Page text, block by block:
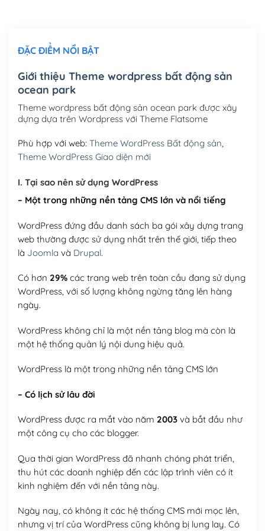
Mua thêm Host + Tên miền
Tên miền quốc tế .com .net .org (1 năm)
(+300,000₫)
Tên miền Việt Nam .vn (1 năm)
Hosting 2GB SSD (1 năm)(+450,000₫)
Hosting 3GB SSD (1 năm)(+550,000₫)
Hosting 5GB SSD (1 năm)(+650,000₫)
Hosting 8GB SSD (1 năm) (+950,000₫)
ĐẶC ĐIỂM NỔI BẬT
Giới thiệu Theme wordpress bất động sản
ocean park
Theme wordpress bất động sản ocean park được xây
dựng dựa trên Wordpress với Theme Flatsome
Phù hợp với web: Theme WordPress Bất động sản,
Theme WordPress Giao diện mới
I. Tại sao nên sử dụng WordPress
– Một trong những nền tảng CMS lớn và nổi tiếng
WordPress đứng đầu danh sách ba gói xây dựng trang
web thường được sử dụng nhất trên thế giới, tiếp theo
là Joomla và Drupal.
Có hơn 29%các trang web trên toàn cầu đang sử dụng
WordPress, với số lượng không ngừng tăng lên hàng
ngày.
WordPress không chỉ là một nền tảng blog mà còn là
một hệ thống quản lý nội dung hiệu quả.
WordPress là một trong những nền tảng CMS lớn
– Có lịch sử lâu đời
WordPress được ra mắt vào năm 2003và bắt đầu như
một công cụ cho các blogger.
Qua thời gian WordPress đã nhanh chóng phát triển,
thu hút các doanh nghiệp đến các lập trình viên có ít
kinh nghiệm đến với nền tảng này.
Ngày nay, có không ít các hệ thống CMS mới mọc lên,
nhưng vị trí của WordPress cũng không bị lung lay. Có